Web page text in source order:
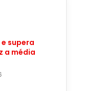
supera
a média